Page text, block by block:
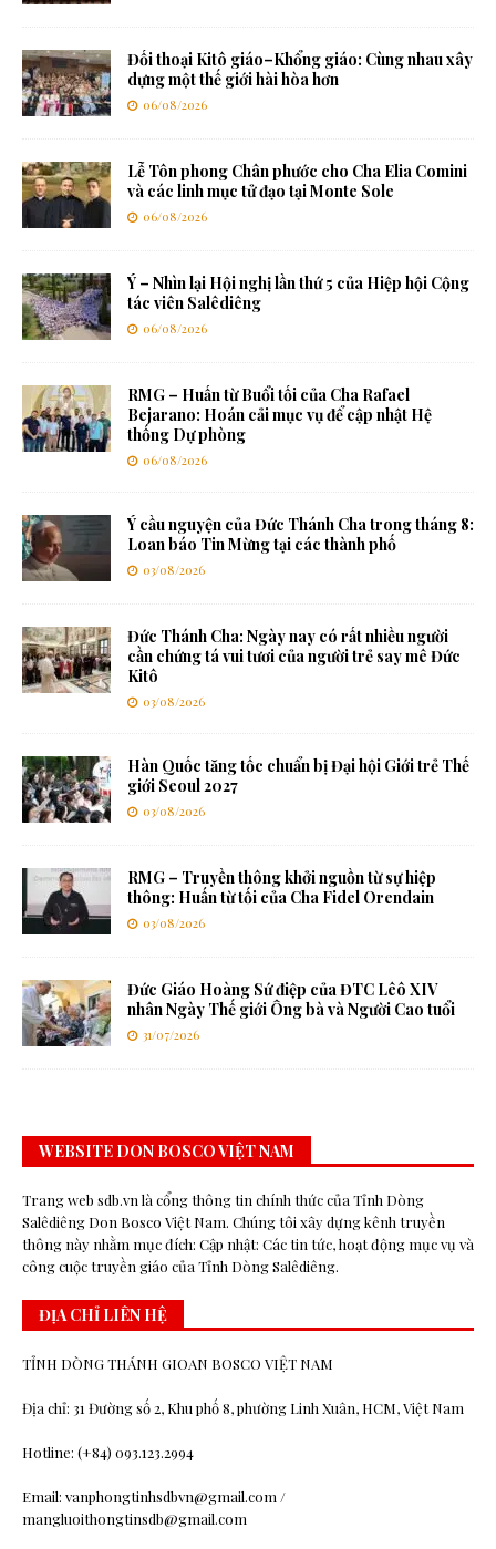
Đối thoại Kitô giáo–Khổng giáo: Cùng nhau xây
dựng một thế giới hài hòa hơn
06/08/2026
Lễ Tôn phong Chân phước cho Cha Elia Comini
và các linh mục tử đạo tại Monte Sole
06/08/2026
Ý – Nhìn lại Hội nghị lần thứ 5 của Hiệp hội Cộng
tác viên Salêdiêng
06/08/2026
RMG – Huấn từ Buổi tối của Cha Rafael
Bejarano: Hoán cải mục vụ để cập nhật Hệ
thống Dự phòng
06/08/2026
Ý cầu nguyện của Đức Thánh Cha trong tháng 8:
Loan báo Tin Mừng tại các thành phố
03/08/2026
Đức Thánh Cha: Ngày nay có rất nhiều người
cần chứng tá vui tươi của người trẻ say mê Đức
Kitô
03/08/2026
Hàn Quốc tăng tốc chuẩn bị Đại hội Giới trẻ Thế
giới Seoul 2027
03/08/2026
RMG – Truyền thông khởi nguồn từ sự hiệp
thông: Huấn từ tối của Cha Fidel Orendain
03/08/2026
Đức Giáo Hoàng Sứ điệp của ĐTC Lêô XIV
nhân Ngày Thế giới Ông bà và Người Cao tuổi
31/07/2026
WEBSITE DON BOSCO VIỆT NAM
Trang web sdb.vn là cổng thông tin chính thức của Tỉnh Dòng
Salêdiêng Don Bosco Việt Nam. Chúng tôi xây dựng kênh truyền
thông này nhằm mục đích: Cập nhật: Các tin tức, hoạt động mục vụ và
công cuộc truyền giáo của Tỉnh Dòng Salêdiêng.
ĐỊA CHỈ LIÊN HỆ
TỈNH DÒNG THÁNH GIOAN BOSCO VIỆT NAM
Địa chỉ: 31 Đường số 2, Khu phố 8, phường Linh Xuân, HCM, Việt Nam
Hotline: (+84) 093.123.2994
Email: vanphongtinhsdbvn@gmail.com /
mangluoithongtinsdb@gmail.com